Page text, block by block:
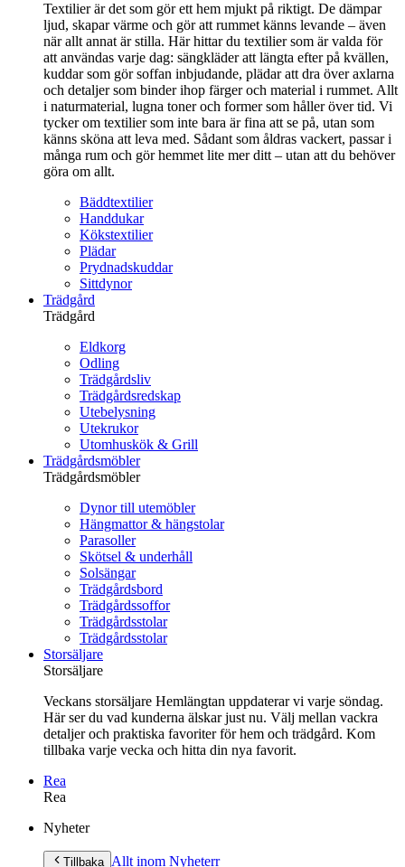
Textilier är det som gör ett hem mjukt på riktigt. De dämpar
ljud, skapar värme och gör att rummet känns levande – även
när allt annat är stilla. Här hittar du textilier som är valda för
att användas varje dag: sängkläder att längta efter på kvällen,
kuddar som gör soffan inbjudande, plädar att dra över axlarna
och detaljer som binder ihop färger och material i rummet. Allt
i naturmaterial, lugna toner och former som håller över tid. Vi
tycker om textilier som inte bara är fina att se på, utan som
känns sköna att leva med. Sådant som åldras vackert, passar i
många rum och gör hemmet lite mer ditt – utan att du behöver
göra om allt.
Bäddtextilier
Handdukar
Kökstextilier
Plädar
Prydnadskuddar
Sittdynor
Trädgård
Trädgård
Eldkorg
Odling
Trädgårdsliv
Trädgårdsredskap
Utebelysning
Utekrukor
Utomhuskök & Grill
Trädgårdsmöbler
Trädgårdsmöbler
Dynor till utemöbler
Hängmattor & hängstolar
Parasoller
Skötsel & underhåll
Solsängar
Trädgårdsbord
Trädgårdssoffor
Trädgårdsstolar
Trädgårdsstolar
Storsäljare
Storsäljare
Veckans storsäljare Hemlängtan uppdaterar vi varje söndag.
Här ser du vad kunderna älskar just nu. Välj mellan vackra
detaljer och praktiska favoriter för hem och trädgård. Kom
tillbaka varje vecka och hitta din nya favorit.
Rea
Rea
Nyheter
Tillbaka Allt inom Nyheterr